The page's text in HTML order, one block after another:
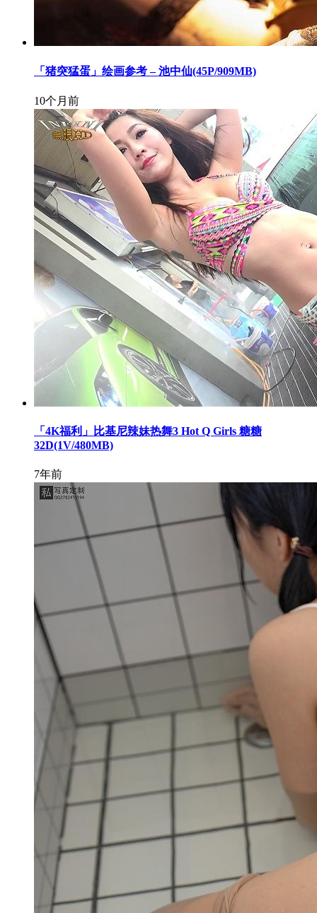
「猪突猛蛋」绘画参考 – 池中仙(45P/909MB)
10个月前
「4K福利」比基尼辣妹热舞3 Hot Q Girls 糖糖
32D(1V/480MB)
7年前